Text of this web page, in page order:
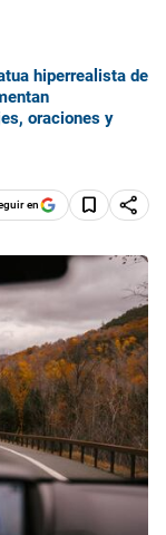
hiperrealista de
oraciones y
en